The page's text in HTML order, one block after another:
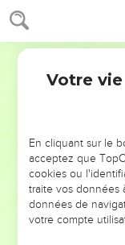
Psaumes 68
eux, Les chefs de
les chefs de
28
(68 : 29) Ton
ô Dieu, ce que tu
(68 : 30) De ton
(68 : 31)
taureaux avec les
avec des pièces
plaisir à combattre !
Votre
En cliquant sur le
acceptez que
cookies ou
traite vos données
données de
votre compte